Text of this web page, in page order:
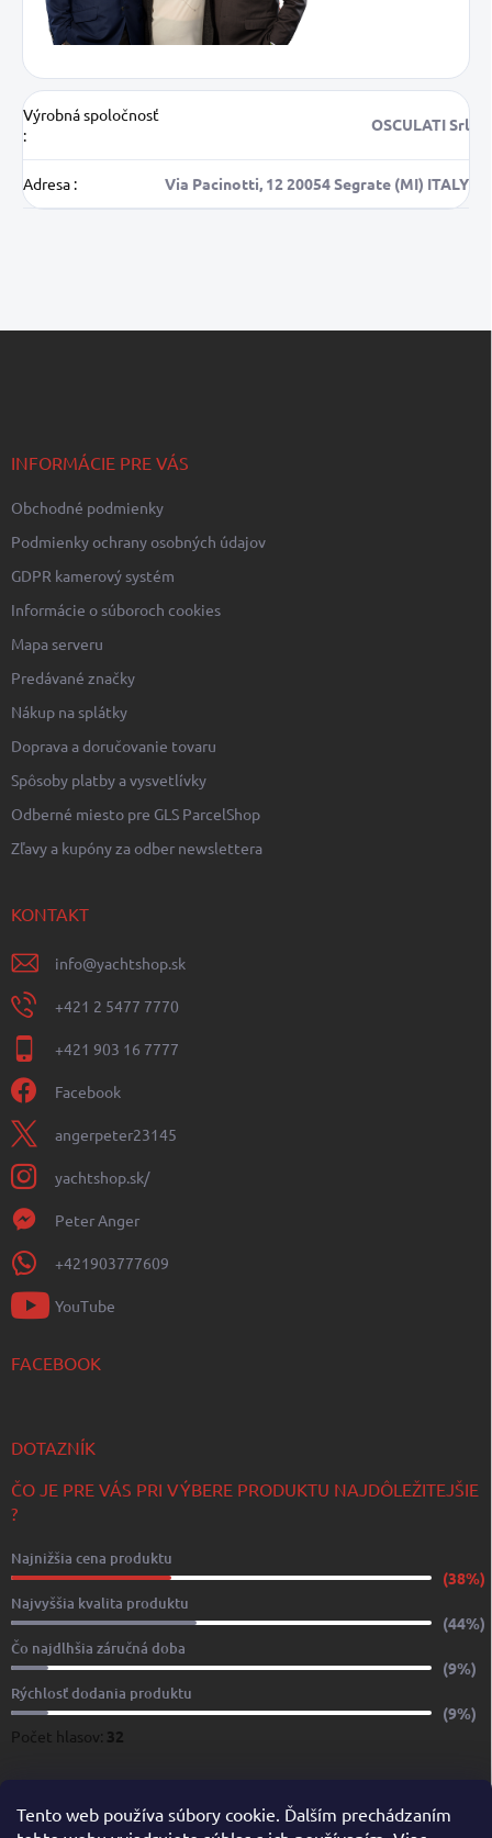
Tento web používa súbory cookie. Ďalším prechádzaním
Výrobná spoločnosť
:
OSCULATI Srl
Adresa : Via Pacinotti, 12 20054 Segrate (MI) ITALY
INFORMÁCIE PRE VÁS
Obchodné podmienky
Podmienky ochrany osobných údajov
GDPR kamerový systém
Informácie o súboroch cookies
Mapa serveru
Predávané značky
Nákup na splátky
Doprava a doručovanie tovaru
Spôsoby platby a vysvetlívky
Odberné miesto pre GLS ParcelShop
Zľavy a kupóny za odber newslettera
KONTAKT
info@yachtshop.sk
+421 2 5477 7770
+421 903 16 7777
Facebook
angerpeter23145
yachtshop.sk/
Peter Anger
+421903777609
YouTube
FACEBOOK
DOTAZNÍK
ČO JE PRE VÁS PRI VÝBERE PRODUKTU NAJDÔLEŽITEJŠIE
?
Najnižšia cena produktu
(38%)
Najvyššia kvalita produktu
(44%)
Čo najdlhšia záručná doba
(9%)
Rýchlosť dodania produktu
(9%)
Počet hlasov: 32
www.yachtshop.sk www.limoservices.sk www.taxisluzba.com